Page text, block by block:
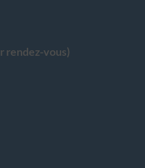
rendez-vous)